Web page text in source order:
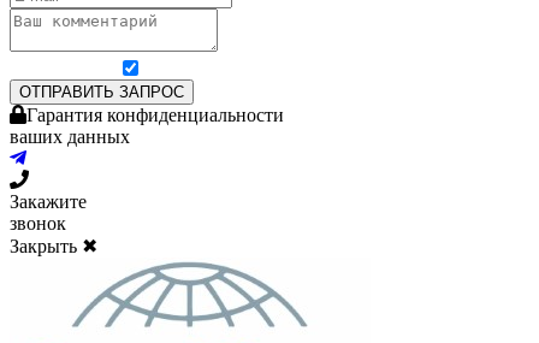
ОТПРАВИТЬ ЗАПРОС
Гарантия конфиденциальности
ваших данных
Закажите
звонок
Закрыть ✖